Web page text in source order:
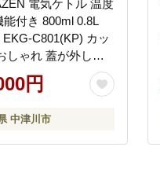
電気ケトル 温度
能付き 800ml 0.8L
EKG-C801(KP) カッ
しゃれ 蓋が外しや
トル 電気ポット 温
温度調整付き 保温
用品 調理器具 調理
善 岐阜県 中津川市
円
中津川市